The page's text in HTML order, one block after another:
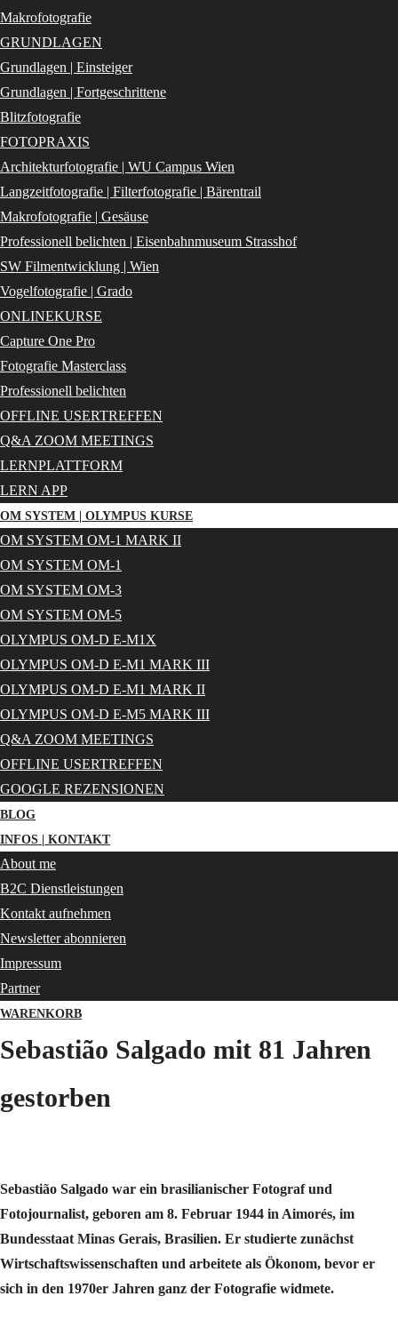
Makrofotografie
GRUNDLAGEN
Grundlagen | Einsteiger
Grundlagen | Fortgeschrittene
Blitzfotografie
FOTOPRAXIS
Architekturfotografie | WU Campus Wien
Langzeitfotografie | Filterfotografie | Bärentrail
Makrofotografie | Gesäuse
Professionell belichten | Eisenbahnmuseum Strasshof
SW Filmentwicklung | Wien
Vogelfotografie | Grado
ONLINEKURSE
Capture One Pro
Fotografie Masterclass
Professionell belichten
OFFLINE USERTREFFEN
Q&A ZOOM MEETINGS
LERNPLATTFORM
LERN APP
OM SYSTEM | OLYMPUS KURSE
OM SYSTEM OM-1 MARK II
OM SYSTEM OM-1
OM SYSTEM OM-3
OM SYSTEM OM-5
OLYMPUS OM-D E-M1X
OLYMPUS OM-D E-M1 MARK III
OLYMPUS OM-D E-M1 MARK II
OLYMPUS OM-D E-M5 MARK III
Q&A ZOOM MEETINGS
OFFLINE USERTREFFEN
GOOGLE REZENSIONEN
BLOG
INFOS | KONTAKT
About me
B2C Dienstleistungen
Kontakt aufnehmen
Newsletter abonnieren
Impressum
Partner
WARENKORB
Sebastião Salgado mit 81 Jahren
gestorben
Sebastião Salgado war ein brasilianischer Fotograf und
Fotojournalist, geboren am 8. Februar 1944 in Aimorés, im
Bundesstaat Minas Gerais, Brasilien. Er studierte zunächst
Wirtschaftswissenschaften und arbeitete als Ökonom, bevor er
sich in den 1970er Jahren ganz der Fotografie widmete.